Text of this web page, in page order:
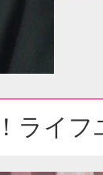
ライフ